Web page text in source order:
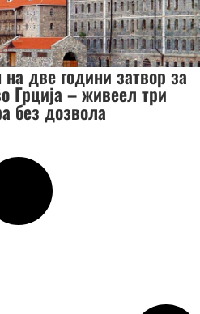
две години затвор за
Грција – живеел три
без дозвола